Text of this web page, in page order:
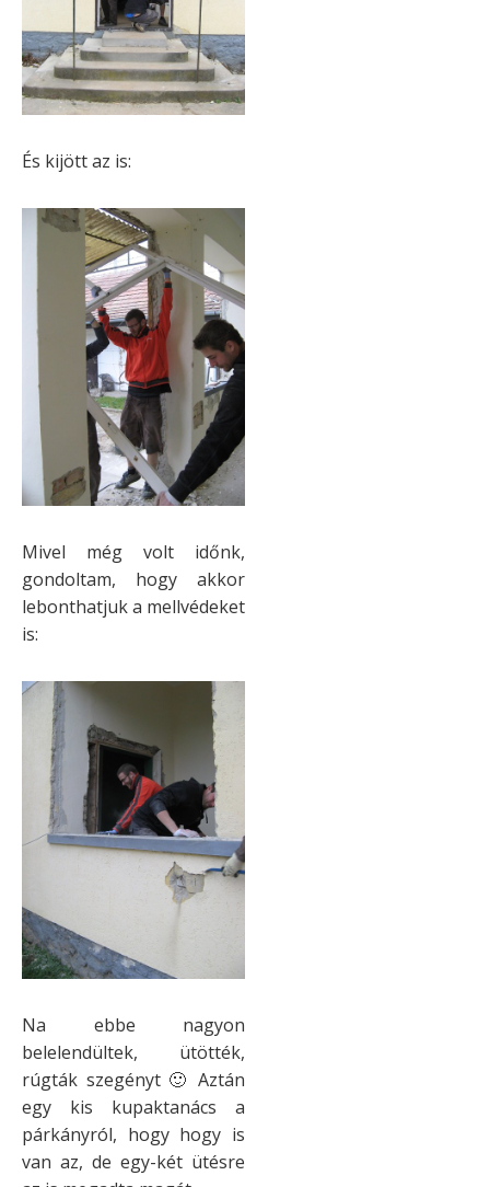
És kijött az is:
Mivel még volt időnk,
gondoltam, hogy akkor
lebonthatjuk a mellvédeket
is:
Na ebbe nagyon
belelendültek, ütötték,
rúgták szegényt 🙂 Aztán
egy kis kupaktanács a
párkányról, hogy hogy is
van az, de egy-két ütésre